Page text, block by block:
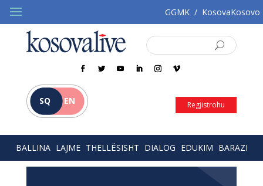
GGMK / KosovaKosovo
SQ EN Regjistrohu
BALLINA LAJME THELLËSISHT DIALOG EDUKIM BARAZI